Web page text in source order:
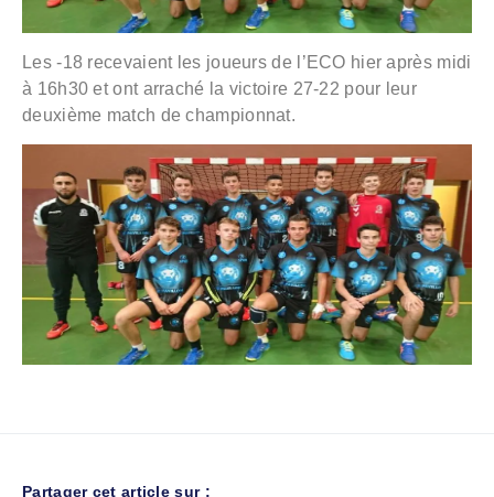
Les -18 recevaient les joueurs de l’ECO hier après midi
à 16h30 et ont arraché la victoire 27-22 pour leur
deuxième match de championnat.
Partager cet article sur :